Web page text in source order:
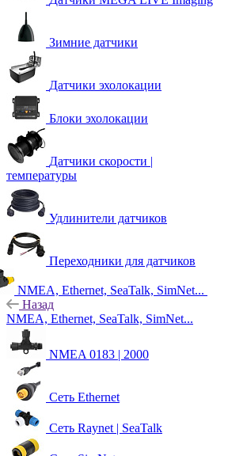
Зимние датчики
Датчики эхолокации
Блоки эхолокации
Датчики скорости |
температуры
Удлинители датчиков
Переходники для датчиков
NMEA, Ethernet, SeaTalk, SimNet...
Назад
NMEA, Ethernet, SeaTalk, SimNet...
NMEA 0183 | 2000
Сеть Ethernet
Сеть Raynet | SeaTalk